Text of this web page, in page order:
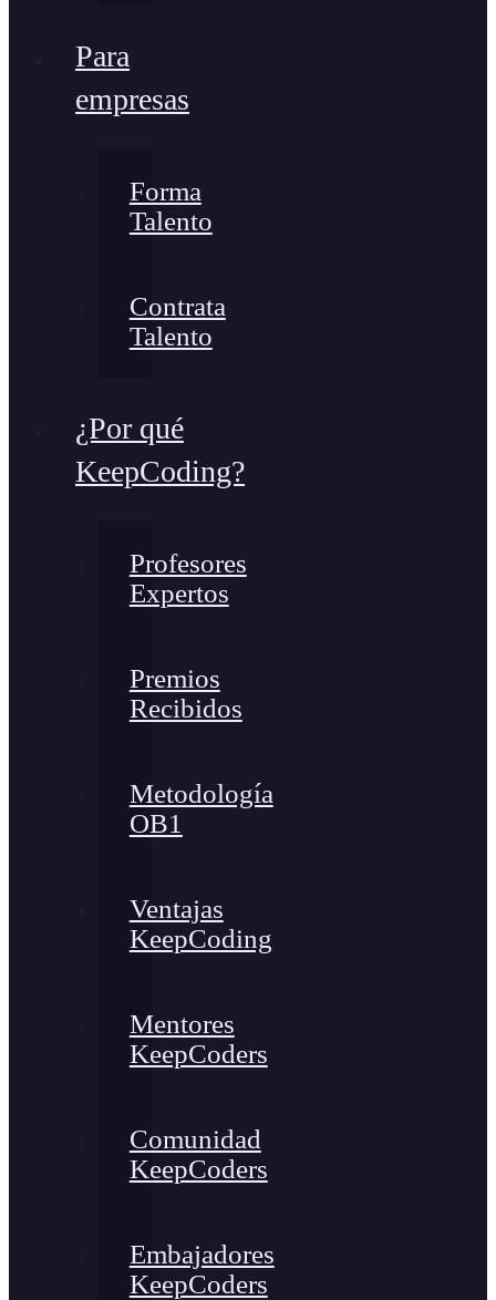
Para
empresas
Forma
Talento
Contrata
Talento
¿Por qué
KeepCoding?
Profesores
Expertos
Premios
Recibidos
Metodología
OB1
Ventajas
KeepCoding
Mentores
KeepCoders
Comunidad
KeepCoders
Embajadores
KeepCoders